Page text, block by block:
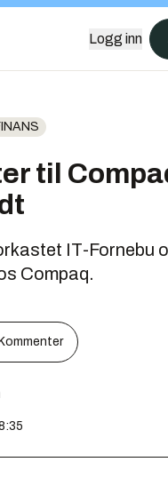
Logg inn
til
IT-Fornebu
Compaq.
Kommenter